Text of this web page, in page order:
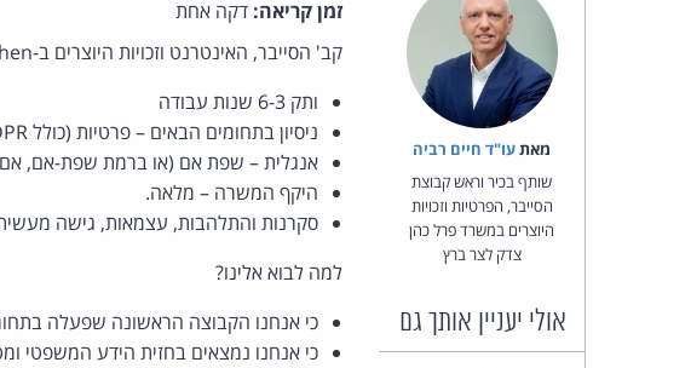
מאת‏עו"ד חיים רביה
שותף בכיר וראש קבוצת
הסייבר, הפרטיות וזכויות
היוצרים במשרד פרל כהן
צדק לצר ברץ
אולי יעניין אותך גם
זמן קריאה: דקה אחת
קב' הסייבר, האינטרנט וזכויות היוצרים ב-Pearl Cohen מגייסת! אם את/ה עונה על הקריטריונים הבאים,
ותק 6-3 שנות עבודה
ניסיון בתחומים הבאים – פרטיות (כולל GDPR) ומידע.
אנגלית – שפת אם (או ברמת שפת-אם, אם
היקף המשרה – מלאה.
סקרנות והתלהבות, עצמאות, גישה
למה לבוא אלינו?
כי אנחנו הקבוצה הראשונה שפעלה בתחומה, מ- 1996, והיא המובילה עד היום
כי אנחנו נמצאים בחזית הידע המשפטי